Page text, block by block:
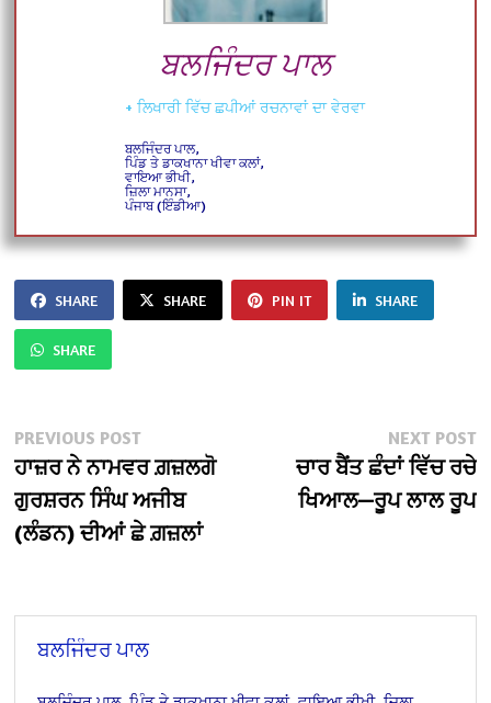
ਬਲਜਿੰਦਰ ਪਾਲ
+ ਲਿਖਾਰੀ ਵਿੱਚ ਛਪੀਆਂ ਰਚਨਾਵਾਂ ਦਾ ਵੇਰਵਾ
ਬਲਜਿੰਦਰ ਪਾਲ,
ਪਿੰਡ ਤੇ ਡਾਕਖਾਨਾ ਖੀਵਾ ਕਲਾਂ,
ਵਾਇਆ ਭੀਖੀ,
ਜ਼ਿਲਾ ਮਾਨਸਾ,
ਪੰਜਾਬ (ਇੰਡੀਆ)
SHARE SHARE PIN IT SHARE
SHARE
Post
navigation
PREVIOUS POSTPrevious
post:
ਹਾਜ਼ਰ ਨੇ ਨਾਮਵਰ ਗ਼ਜ਼ਲਗੋ
ਗੁਰਸ਼ਰਨ ਸਿੰਘ ਅਜੀਬ
(ਲੰਡਨ) ਦੀਆਂ ਛੇ ਗ਼ਜ਼ਲਾਂ
NEXT POST
ਚਾਰ ਬੈਂਤ ਛੰਦਾਂ ਵਿੱਚ ਰਚੇ
ਖਿਆਲ—ਰੂਪ ਲਾਲ ਰੂਪ
ਬਲਜਿੰਦਰ ਪਾਲ